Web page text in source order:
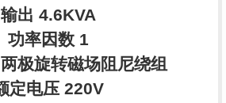
输出 4.6KVA
功率因数 1
极旋转磁场阻尼绕组
定电压 220V